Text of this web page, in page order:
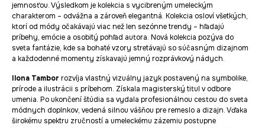
jemnosťou. Výsledkom je kolekcia s vycibreným umeleckým
charakterom – odvážna a zároveň elegantná. Kolekcia osloví všetkých,
ktorí od módy očakávajú viac než len sezónne trendy – hľadajú
príbehy, emócie a osobitý pohľad autora. Nová kolekcia pozýva do
sveta fantázie, kde sa bohaté vzory stretávajú so súčasným dizajnom
a každodenné momenty získavajú jemný rozprávkový nádych.
Ilona Tambor rozvíja vlastný vizuálny jazyk postavený na symbolike,
prírode a ilustrácii s príbehom. Získala magisterský titul v odbore
umenia. Po ukončení štúdia sa vydala profesionálnou cestou do sveta
módnych doplnkov, vedená silnou vášňou pre remeslo a dizajn. Vďaka
širokému spektru zručností a umeleckému zázemiu postupne